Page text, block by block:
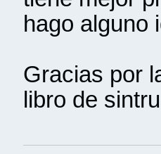
hago alguno
Gracias por
libro de